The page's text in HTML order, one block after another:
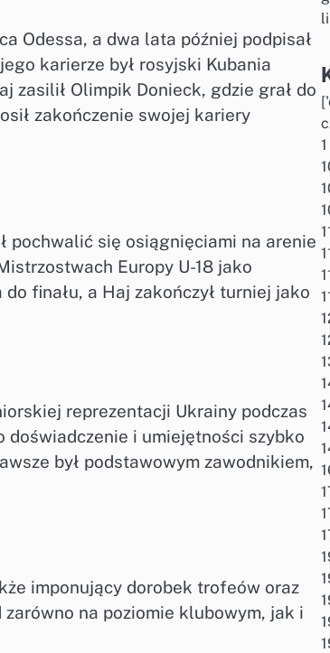
Odessa, a dwa lata później podpisał
karierze był rosyjski Kubania
zasilił Olimpik Donieck, gdzie grał do
zakończenie swojej kariery
pochwalić się osiągnięciami na arenie
Europy U-18 jako
finału, a Haj zakończył turniej jako
reprezentacji Ukrainy podczas
doświadczenie i umiejętności szybko
był podstawowym zawodnikiem,
imponujący dorobek trofeów oraz
na poziomie klubowym, jak i